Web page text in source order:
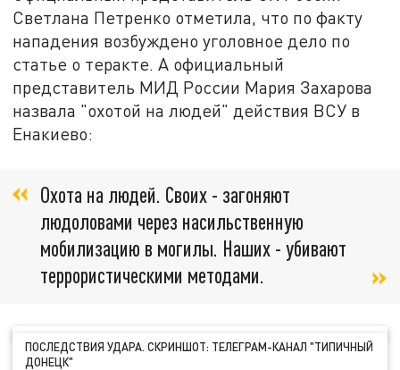
Светлана Петренко отметила, что по факту
нападения возбуждено уголовное дело по
статье о теракте. А официальный
представитель МИД России Мария Захарова
назвала "охотой на людей" действия ВСУ в
Енакиево:
Охота на людей. Своих - загоняют
людоловами через насильственную
мобилизацию в могилы. Наших - убивают
террористическими методами.
ПОСЛЕДСТВИЯ УДАРА. СКРИНШОТ: ТЕЛЕГРАМ-КАНАЛ "ТИПИЧНЫЙ
ДОНЕЦК"